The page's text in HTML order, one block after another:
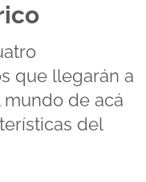
que llegarán a
de acá
del